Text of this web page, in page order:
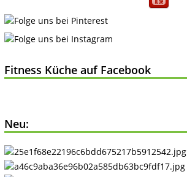
Fitness Küche auf Facebook
Neu: